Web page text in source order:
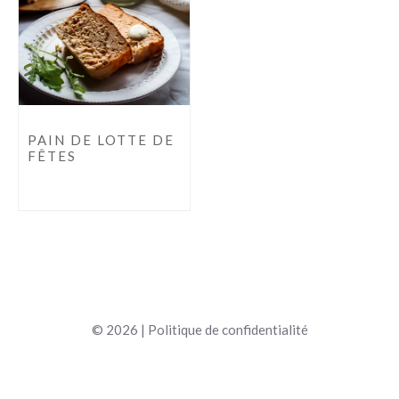
PAIN DE LOTTE DE
FÊTES
© 2026 | Politique de confidentialité